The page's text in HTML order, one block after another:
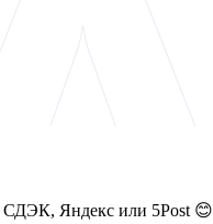
СДЭК, Яндекс или 5Post 😊